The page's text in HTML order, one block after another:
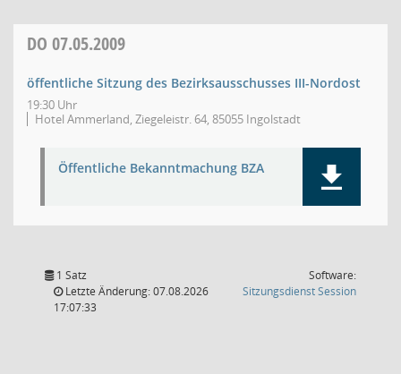
DO 07.05.2009
öffentliche Sitzung des Bezirksausschusses III-Nordost
19:30 Uhr
Hotel Ammerland, Ziegeleistr. 64, 85055 Ingolstadt
Öffentliche Bekanntmachung BZA
1 Satz
Letzte Änderung: 07.08.2026
17:07:33
Software:
SitzungsdienstSession(Wird in